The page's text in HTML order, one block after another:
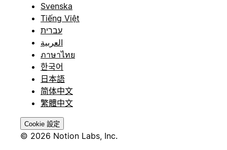
Svenska
Tiếng Việt
עברית
العربية
ภาษาไทย
한국어
日本語
简体中文
繁體中文
Cookie 設定
© 2026 Notion Labs, Inc.